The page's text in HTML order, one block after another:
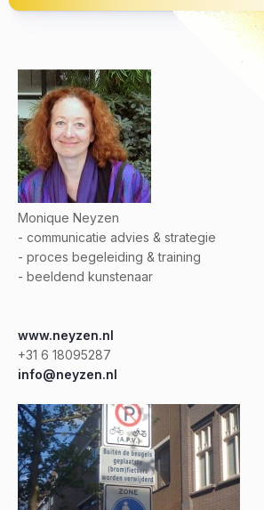
Monique Neyzen
- communicatie advies & strategie
- proces begeleiding & training
- beeldend kunstenaar
www.neyzen.nl
+31 6 18095287
info@neyzen.nl